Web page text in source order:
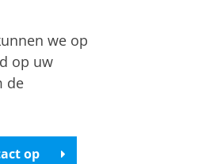
we op
op uw
de
op